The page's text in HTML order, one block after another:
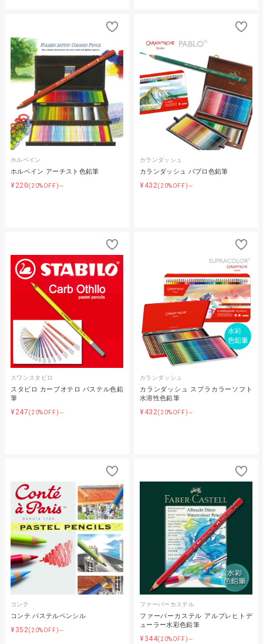
ホルベイン
ホルベイン アーチスト色鉛筆
¥220(20%OFF)～
カランダッシュ
カランダッシュ パブロ色鉛筆
¥432(20%OFF)～
スワンスタビロ
スタビロ カーブオテロ パステル色鉛
筆
¥247(20%OFF)～
カランダッシュ
カランダッシュ スプラカラーソフト
水溶性色鉛筆
¥432(20%OFF)～
コンテ
コンテ パステルペンシル
¥352(20%OFF)～
ファーバーカステル
ファーバーカステル アルブレヒトデ
ューラー水彩色鉛筆
¥344(20%OFF)～